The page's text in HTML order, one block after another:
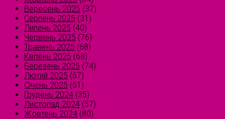
Вересень 2025 (37)
Серпень 2025 (31)
Липень 2025 (40)
Червень 2025 (76)
Травень 2025 (68)
Квітень 2025 (68)
Березень 2025 (74)
Лютий 2025 (67)
Січень 2025 (51)
Грудень 2024 (35)
Листопад 2024 (57)
Жовтень 2024 (80)